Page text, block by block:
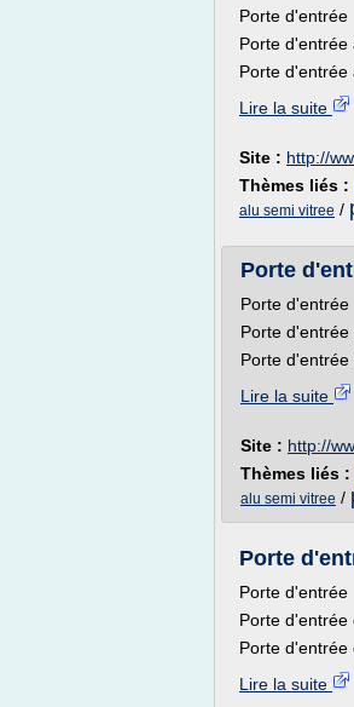
Porte d'entrée
Porte d'entrée
Porte d'entrée
Lire la suite
Site : http://
Thèmes liés :
alu semi vitree /
Porte
Porte d'entrée
Porte d'entrée
Porte d'entrée
Lire la suite
Site : http://
Thèmes liés :
alu semi vitree /
Porte
Porte d'entrée
Porte d'entrée
Porte d'entrée
Lire la suite